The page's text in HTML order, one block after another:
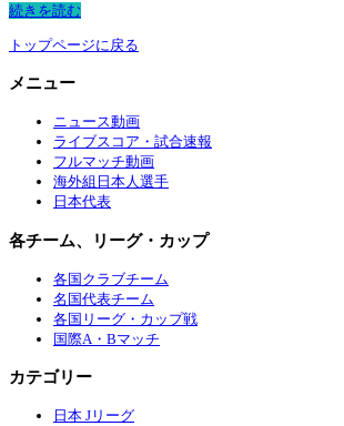
続きを読む
トップページに戻る
メニュー
ニュース動画
ライブスコア・試合速報
フルマッチ動画
海外組日本人選手
日本代表
各チーム、リーグ・カップ
各国クラブチーム
名国代表チーム
各国リーグ・カップ戦
国際A・Bマッチ
カテゴリー
日本 Jリーグ